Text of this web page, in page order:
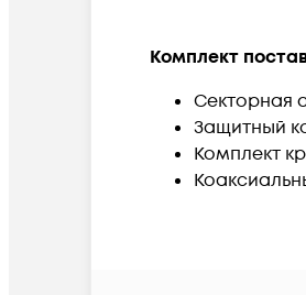
Комплект
Секторная
Защитный
Комплект